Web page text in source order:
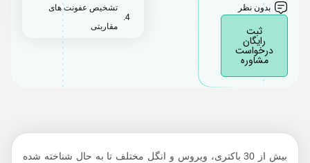
بدون نظر
رایگان
درخواست
مشاوره
تشخیص عفونت های
مقاربتی
بیش از 30 باکتری، ویروس و انگل مختلف تا به حال شناخته شده